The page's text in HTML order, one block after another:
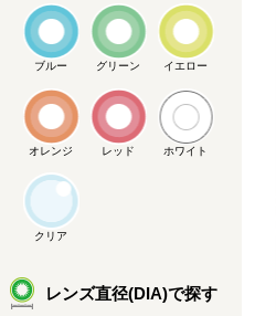
ブルー グリーン イエロー
オレンジ レッド ホワイト
クリア
レンズ直径(DIA)で探す